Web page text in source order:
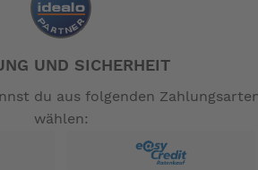
UND SICHERHEIT
du aus folgenden
wählen: